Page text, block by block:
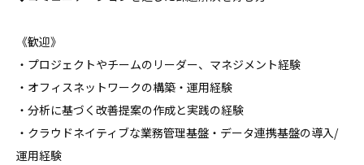
《歓迎》
・プロジェクトやチームのリーダー、マネジメント経験
・オフィスネットワークの構築・運用経験
・分析に基づく改善提案の作成と実践の経験
・クラウドネイティブな業務管理基盤・データ連携基盤の導入/
運用経験